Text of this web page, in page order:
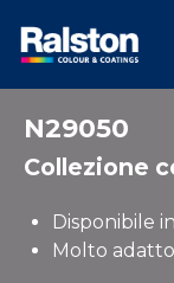
N29050
Collezione
Disponibile
Molto